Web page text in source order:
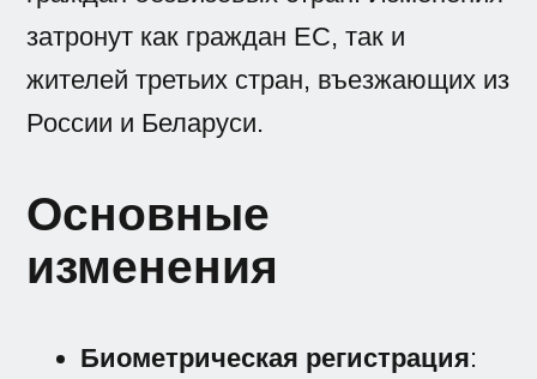
затронут как граждан ЕС, так и
жителей третьих стран, въезжающих из
России и Беларуси.
Основные
изменения
Биометрическая регистрация: